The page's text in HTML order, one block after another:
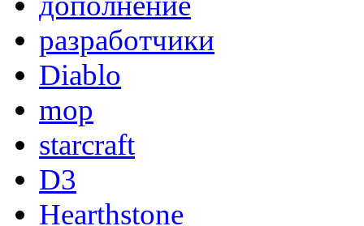
разработчики
Diablo
mop
starcraft
D3
Hearthstone